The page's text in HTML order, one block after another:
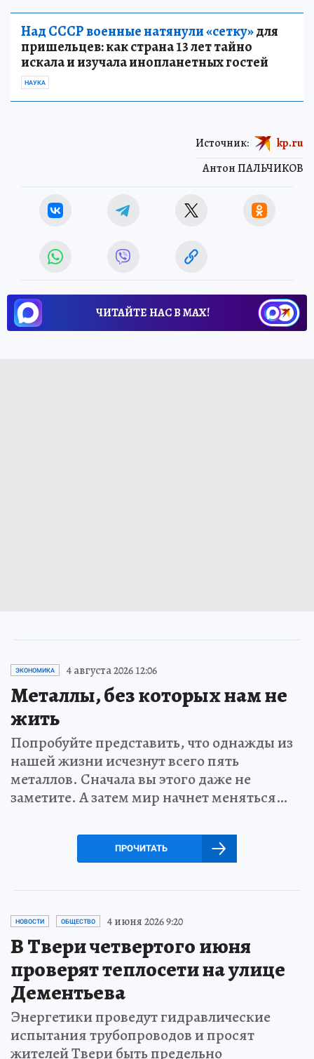
Над СССР военные натянули «сетку»для
пришельцев: как страна 13 лет тайно
искала и изучала инопланетных гостей
НАУКА
Антон ПАЛЬЧИКОВ
Источник: kp.ru
ЧИТАЙТЕ НАС В МАХ!
ЭКОНОМИКА 4 августа 2026 12:06
Металлы, без которых нам не
жить
Попробуйте представить, что однажды из
нашей жизни исчезнут всего пять
металлов. Сначала вы этого даже не
заметите. А затем мир начнет меняться…
ПРОЧИТАТЬ
НОВОСТИ ОБЩЕСТВО 4 июня 2026 9:20
В Твери четвертого июня
проверят теплосети на улице
Дементьева
Энергетики проведут гидравлические
испытания трубопроводов и просят
жителей Твери быть предельно